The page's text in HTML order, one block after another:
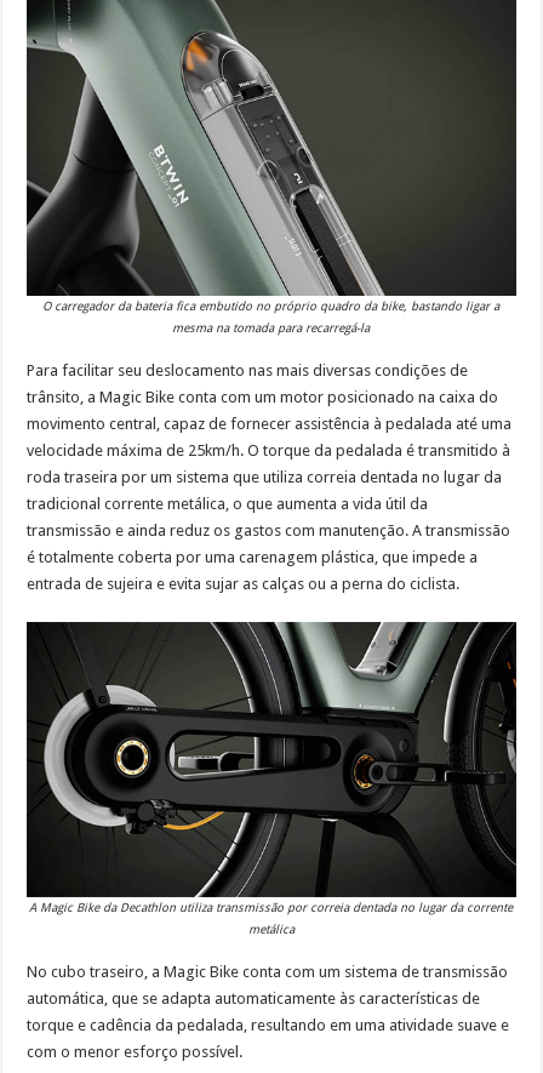
O carregador da bateria fica embutido no próprio quadro da bike, bastando ligar a
mesma na tomada para recarregá-la
Para facilitar seu deslocamento nas mais diversas condições de
trânsito, a Magic Bike conta com um motor posicionado na caixa do
movimento central, capaz de fornecer assistência à pedalada até uma
velocidade máxima de 25km/h. O torque da pedalada é transmitido à
roda traseira por um sistema que utiliza correia dentada no lugar da
tradicional corrente metálica, o que aumenta a vida útil da
transmissão e ainda reduz os gastos com manutenção. A transmissão
é totalmente coberta por uma carenagem plástica, que impede a
entrada de sujeira e evita sujar as calças ou a perna do ciclista.
A Magic Bike da Decathlon utiliza transmissão por correia dentada no lugar da corrente
metálica
No cubo traseiro, a Magic Bike conta com um sistema de transmissão
automática, que se adapta automaticamente às características de
torque e cadência da pedalada, resultando em uma atividade suave e
com o menor esforço possível.